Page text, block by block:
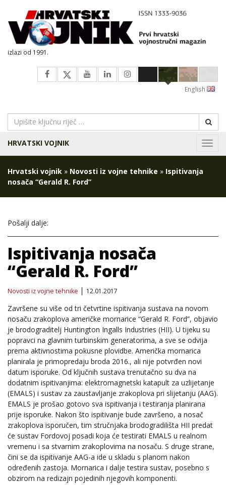
izlazi od 1991.
English
HRVATSKI VOJNIK
Hrvatski vojnik » Novosti iz vojne tehnike » Ispitivanja
nosača “Gerald R. Ford”
Pošalji dalje:
Ispitivanja nosača
“Gerald R. Ford”
Novosti iz vojne tehnike 12.01.2017
Završene su više od tri četvrtine ispitivanja sustava na novom
nosaču zrakoplova američke mornarice “Gerald R. Ford”, objavio
je brodograditelj Huntington Ingalls Industries (HII). U tijeku su
popravci na glavnim turbinskim generatorima, a sve se odvija
prema aktivnostima pokusne plovidbe. Američka mornarica
planirala je primopredaju broda 2016., ali nije potvrđen novi
datum isporuke. Od ključnih sustava trenutačno su dva na
dodatnim ispitivanjima: elektromagnetski katapult za uzlijetanje
(EMALS) i sustav za zaustavljanje zrakoplova pri slijetanju (AAG).
EMALS je prošao gotovo sva ispitivanja i testiranja planirana
prije isporuke. Nakon što ispitivanje bude završeno, a nosač
zrakoplova isporučen, tim stručnjaka brodogradilišta HII predat
će sustav Fordovoj posadi koja će testirati EMALS u realnom
vremenu i sa stvarnim zrakoplovima na nosaču. S druge strane,
čini se da ispitivanje AAG-a ide u skladu s planom nakon
određenih zastoja. Mornarica i dalje testira sustav, posebno s
obzirom na redizajn pojedinih njegovih komponenti.